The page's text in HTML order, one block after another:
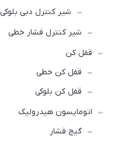
شیر کنترل دبی بلوکی
شیر کنترل فشار خطی
قفل کن
قفل کن خطی
قفل کن بلوکی
اتومایسون هیدرولیک
گیج فشار